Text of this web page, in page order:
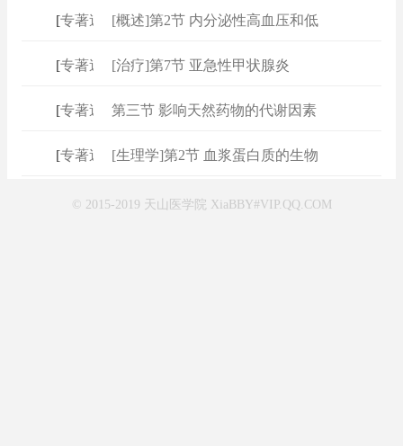
专著速查]
[概述]第2节 内分泌性高血压和低
专著速查]
[治疗]第7节 亚急性甲状腺炎
专著速查]
第三节 影响天然药物的代谢因素
专著速查]
[生理学]第2节 血浆蛋白质的生物
© 2015-2019 天山医学院 XiaBBY#VIP.QQ.COM